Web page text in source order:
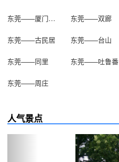
东莞——厦门大学 东莞——双廊
东莞——古民居 东莞——台山
东莞——同里 东莞——吐鲁番
东莞——周庄
人气景点